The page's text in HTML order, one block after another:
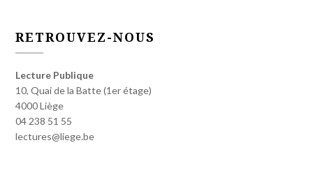
RETROUVEZ-NOUS
Lecture Publique
10, Quai de la Batte (1er étage)
4000 Liège
04 238 51 55
lectures@liege.be